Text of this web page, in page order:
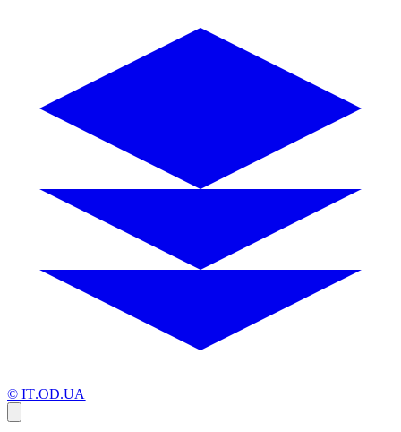
© IT.OD.UA